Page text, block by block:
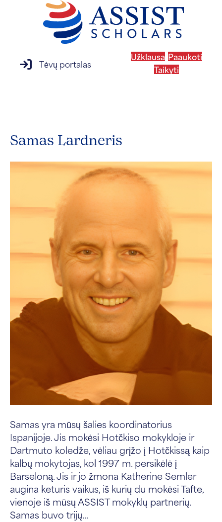
prisijungimas prie tėvų portalo
Tėvų portalas
Užklausa Paaukoti
Taikyti
Samas Lardneris
Samas yra mūsų šalies koordinatorius
Ispanijoje. Jis mokėsi Hotčkiso mokykloje ir
Dartmuto koledže, vėliau grįžo į Hotčkissą kaip
kalbų mokytojas, kol 1997 m. persikėlė į
Barseloną. Jis ir jo žmona Katherine Semler
augina keturis vaikus, iš kurių du mokėsi Tafte,
vienoje iš mūsų ASSIST mokyklų partnerių.
Samas buvo trijų...